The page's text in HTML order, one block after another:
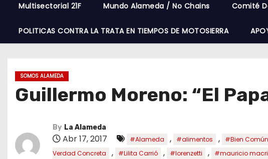
Multisectorial 21F Mundo Alameda / No Chains Comité
POLITICAS CONTRA LA TRATA EN TIEMPOS DE MOTOSIERRA
SOMOS ALAMEDA
Guillermo Moreno: “El
By La Alameda
Abr 17, 2017 #Alameda , #alimentos , #Bien Común
Verdad Concreta
, #Lilita Carrió , #lorenzetti , #mauricio macri